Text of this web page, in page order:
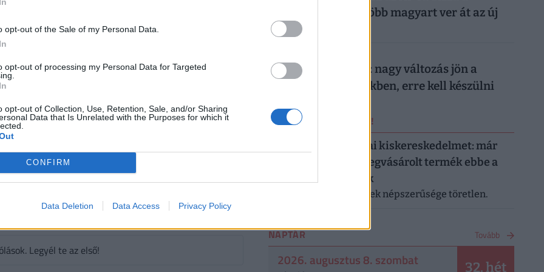
opt-out of the Sale of my Personal Data.
opt-out of processing my Personal Data for Targeted
opt-out of Collection, Use, Retention, Sale, and/or Sharing
Data that Is Unrelated with the Purposes for which it
CONFIRM
Data Deletion Data Access Privacy Policy
aloldalunkon
#eurojackpot lottó #2026
szólhat hozzá.
itt találod.
Legyél te az első!
nyaralását: egyre több magyart ver át az új
digitális trend
Döntött a kormány: nagy változás jön a
háziorvosi rendelőkben, erre kell készülni
ERRŐL NE MARADJ LE!
Letarolták az európai kiskereskedelmet: már
minden második megvásárolt termék ebbe a
kategóriába tartozik
A saját márkás termékek népszerűsége töretlen.
NAPTÁR Tovább
2026. augusztus 8. szombat 32. hét